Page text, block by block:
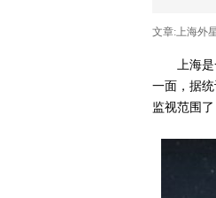
文章:上海外
上海
一面，据
监视范围